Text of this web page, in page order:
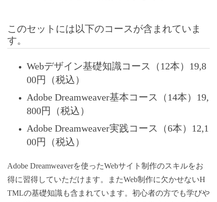
このセットには以下のコースが含まれていま
す。
Webデザイン基礎知識コース（12本）19,8
00円（税込）
Adobe Dreamweaver基本コース（14本）19,
800円（税込）
Adobe Dreamweaver実践コース（6本）12,1
00円（税込）
Adobe Dreamweaverを使ったWebサイト制作のスキルをお
得に習得していただけます。またWeb制作に欠かせないH
TMLの基礎知識も含まれています。初心者の方でも学びや